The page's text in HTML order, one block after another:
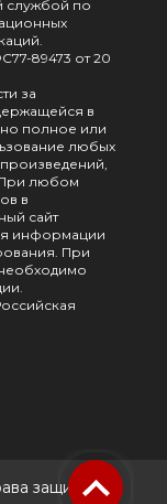
службой по
89473 от 20
за
в
полное или
любых
При любом
в
сайт
информации
При
защищены.